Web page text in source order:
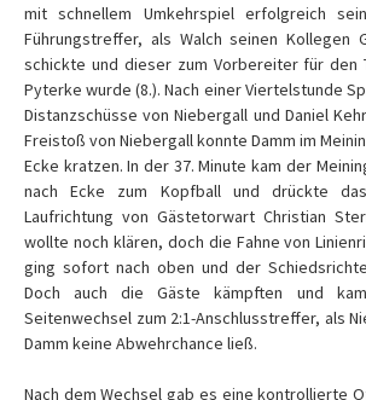
mit schnellem Umkehrspiel erfolgreich
Führungstreffer, als Walch seinen Kollegen
schickte und dieser zum Vorbereiter für den
Pyterke wurde (8.). Nach einer Viertelstunde
Distanzschüsse von Niebergall und Daniel
Freistoß von Niebergall konnte Damm im
Ecke kratzen. In der 37. Minute kam der
nach Ecke zum Kopfball und drückte
Laufrichtung von Gästetorwart Christian
wollte noch klären, doch die Fahne von
ging sofort nach oben und der
Doch auch die Gäste kämpften und
Seitenwechsel zum 2:1-Anschlusstreffer, als
Damm keine Abwehrchance ließ.
Nach dem Wechsel gab es eine kontrollierte